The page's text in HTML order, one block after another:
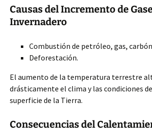
Causas del Incremento de
Invernadero
Combustión de petróleo, gas,
Deforestación.
El aumento de la temperatura terrestre
drásticamente el clima y las condiciones
superficie de la Tierra.
Consecuencias del